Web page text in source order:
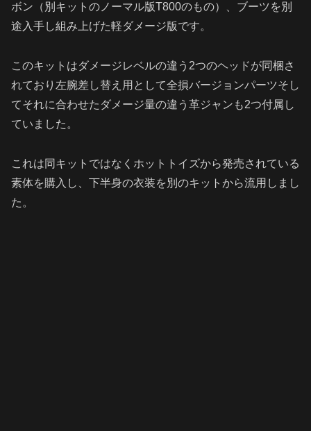
ボン（別キットのノーマル版T800のもの）、ブーツを別
途入手し組み上げた軽ダメージ版です。
このキットはダメージレベルの違う2つのヘッドが同梱さ
れており左腕差し替え用として全損バージョンパーツそし
てそれに合わせたダメージ量の違う革ジャンも2つ付属し
ていました。
これは同キットではなくホットトイズから発売されている
素体を購入し、下半身の衣装を別のキットから流用しまし
た。